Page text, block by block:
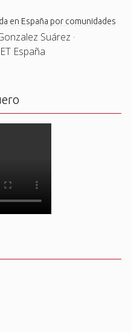
en España por comunidades
Suárez ·
España